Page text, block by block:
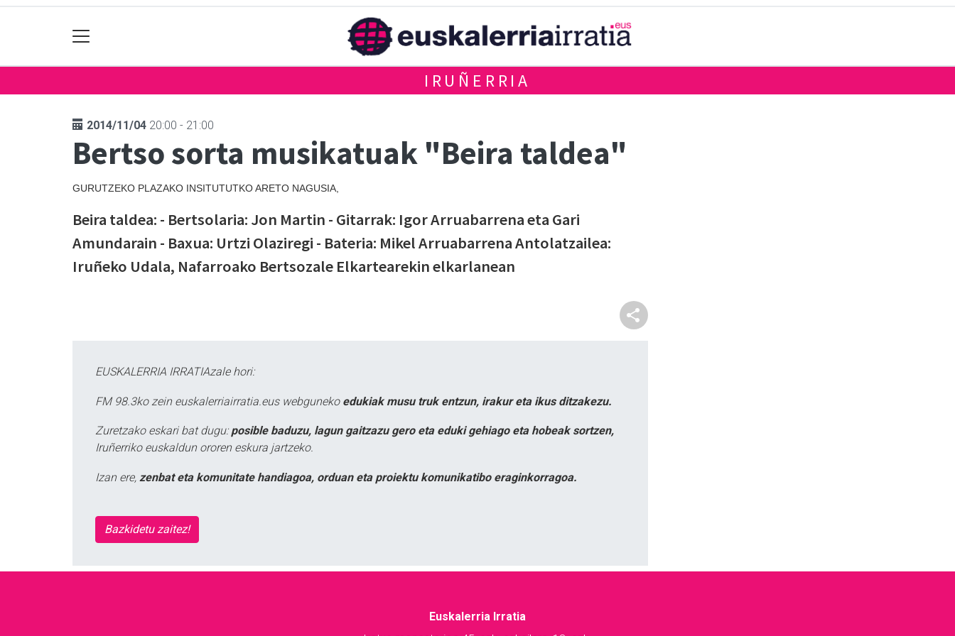
IRUÑERRIA
2014/11/04 20:00 - 21:00
Bertso sorta musikatuak "Beira taldea"
GURUTZEKO PLAZAKO INSITUTUTKO ARETO NAGUSIA,
Beira taldea: - Bertsolaria: Jon Martin - Gitarrak: Igor Arruabarrena eta Gari
Amundarain - Baxua: Urtzi Olaziregi - Bateria: Mikel Arruabarrena Antolatzailea:
Iruñeko Udala, Nafarroako Bertsozale Elkartearekin elkarlanean
EUSKALERRIA IRRATIAzale hori:
FM 98.3ko zein euskalerriairratia.eus webguneko edukiak musu truk entzun, irakur eta ikus ditzakezu.
Zuretzako eskari bat dugu: posible baduzu, lagun gaitzazu gero eta eduki gehiago eta hobeak sortzen,
Iruñerriko euskaldun ororen eskura jartzeko.
Izan ere, zenbat eta komunitate handiagoa, orduan eta proiektu komunikatibo eraginkorragoa.
Bazkidetu zaitez!
Euskalerria Irratia